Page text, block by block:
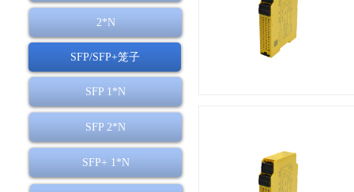
2*N
SFP/SFP+笼子
SFP 1*N
SFP 2*N
SFP+ 1*N